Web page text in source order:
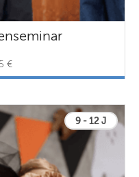
€
9 - 12 J